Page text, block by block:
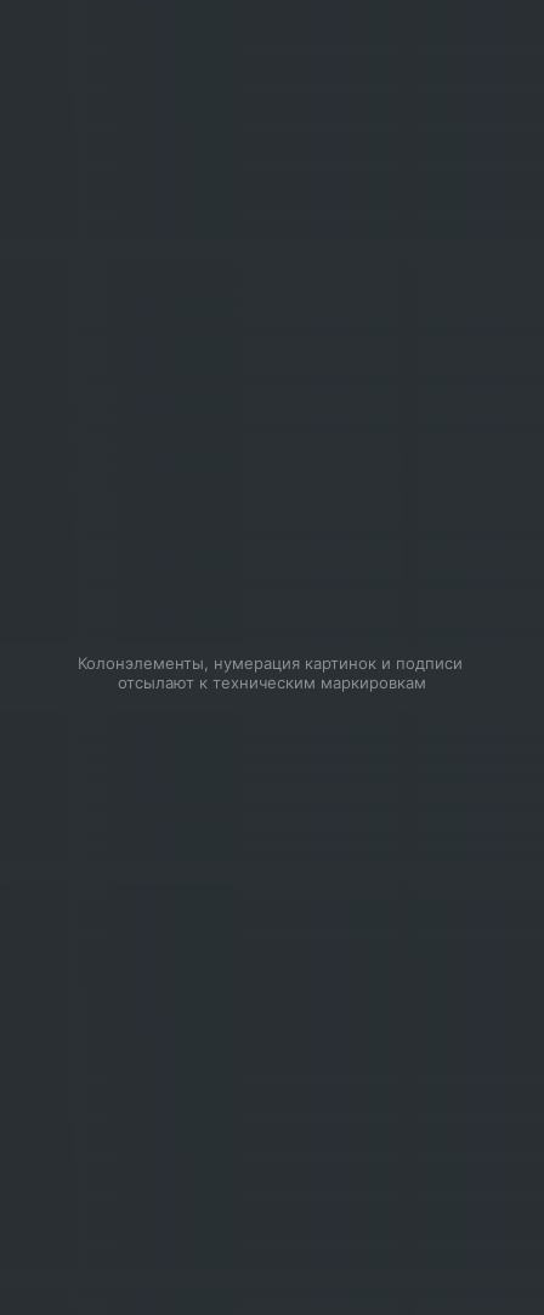
Колонэлементы, нумерация картинок и подписи
отсылают к техническим маркировкам